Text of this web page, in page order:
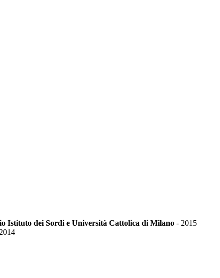
Istituto dei Sordi e Università Cattolica di Milano - 2015